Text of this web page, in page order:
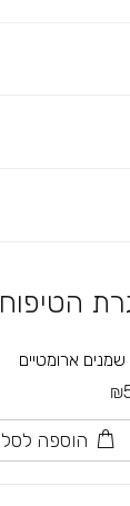
הטיפוח
ארומטיים
הוספה לסל